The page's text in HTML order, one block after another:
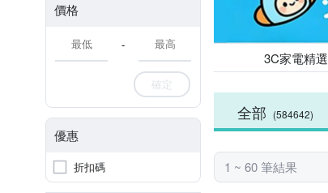
價格
-
確定
優惠
折扣碼
3C家電精選
全部 (584642)
1 ~ 60 筆結果